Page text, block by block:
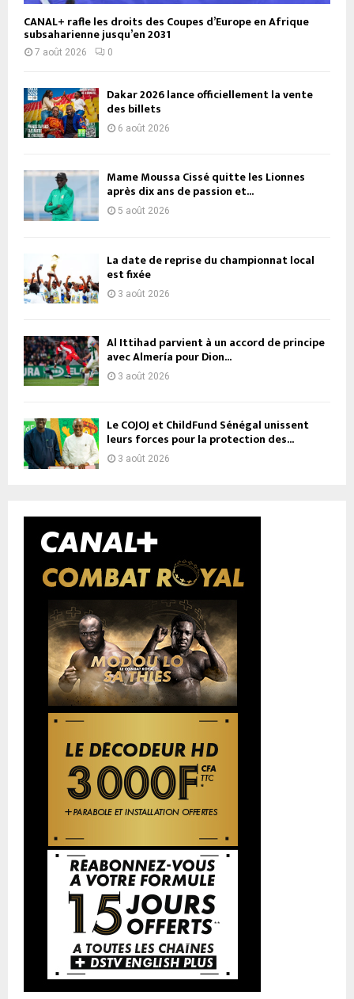
CANAL+ rafle les droits des Coupes d’Europe en Afrique
subsaharienne jusqu’en 2031
7 août 2026 0
Dakar 2026 lance officiellement la vente
des billets
6 août 2026
Mame Moussa Cissé quitte les Lionnes
après dix ans de passion et...
5 août 2026
La date de reprise du championnat local
est fixée
3 août 2026
Al Ittihad parvient à un accord de principe
avec Almería pour Dion...
3 août 2026
Le COJOJ et ChildFund Sénégal unissent
leurs forces pour la protection des...
3 août 2026